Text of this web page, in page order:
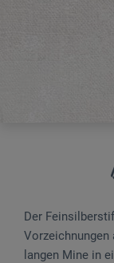
Der
Vorzeichnungen
langen Mine in